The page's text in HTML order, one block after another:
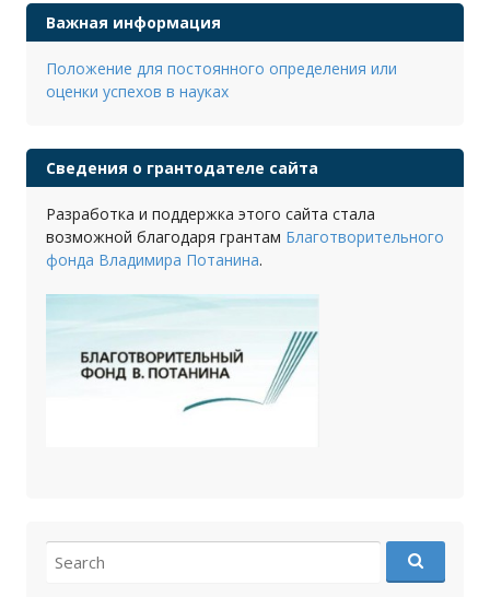
Важная информация
Положение для постоянного определения или
оценки успехов в науках
Сведения о грантодателе сайта
Разработка и поддержка этого сайта стала
возможной благодаря грантам Благотворительного
фонда Владимира Потанина.
for: